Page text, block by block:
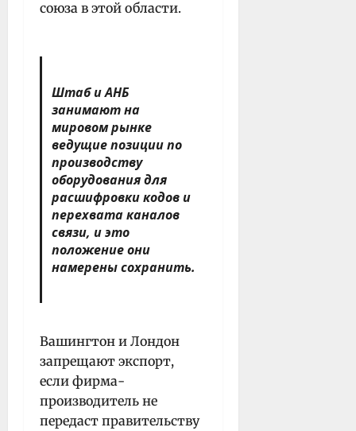
союза в этой области.
Штаб и АНБ
занимают на
мировом рынке
ведущие позиции по
производству
оборудования для
расшифровки кодов и
перехвата каналов
связи, и это
положение они
намерены сохранить.
Вашингтон и Лондон
запрещают экспорт,
если фирма-
производитель не
передаст правительству